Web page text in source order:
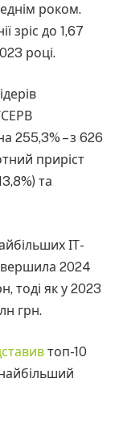
роком.
зріс до 1,67
році.
255,3% – з 626
приріст
та
ІТ-
2024
тоді як у 2023
грн.
топ-10